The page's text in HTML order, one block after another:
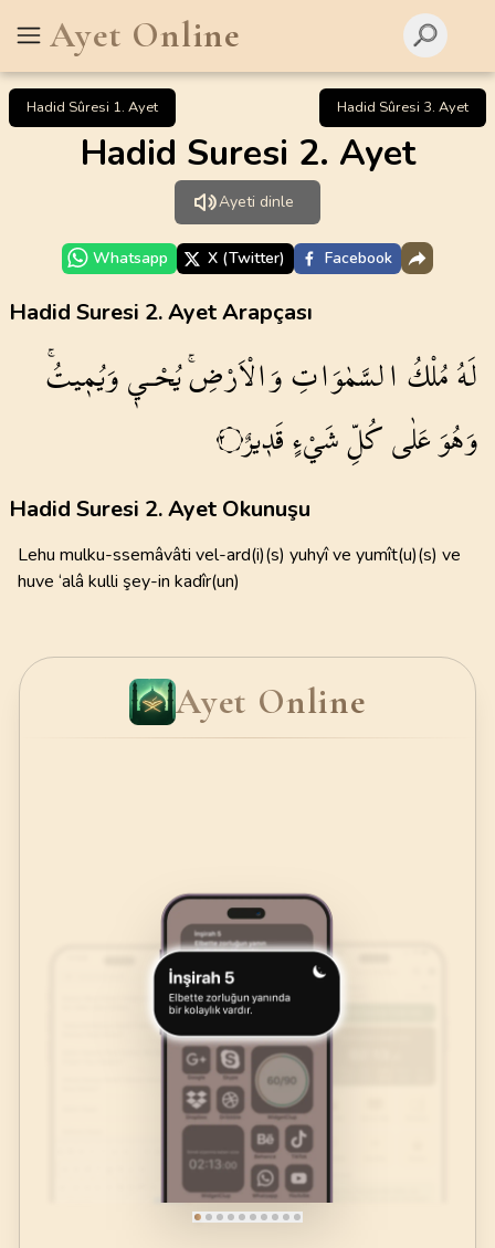
Ayet Online
Hadid Sûresi 1. Ayet Hadid Sûresi 3. Ayet
Hadid Suresi 2. Ayet
Ayeti dinle
Whatsapp X (Twitter) Facebook
Hadid Suresi 2. Ayet Arapçası
لَهُمُلْكُالسَّمٰوَاتِوَالْاَرْضِۚيُحْـي۪وَيُم۪يتُۚ
وَهُوَعَلٰىكُلِّشَيْءٍقَد۪يرٌ ٢
Hadid Suresi 2. Ayet Okunuşu
Lehu mulku-ssemâvâti vel-ard(i)(s) yuhyî ve yumît(u)(s) ve
huve ‘alâ kulli şey-in kadîr(un)
Ayet Online